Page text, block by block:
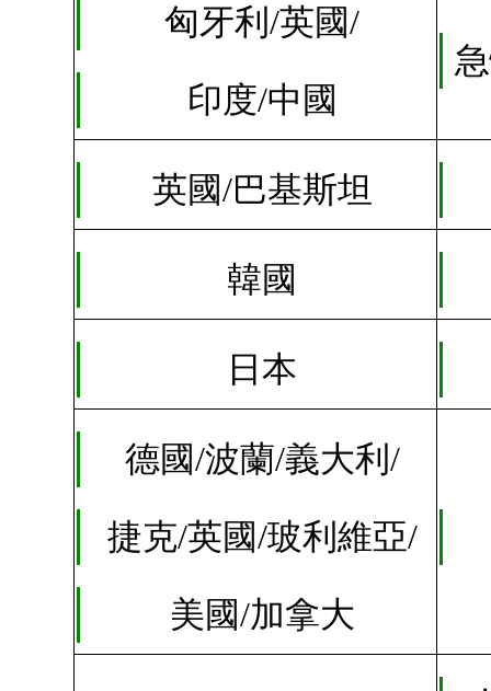
匈牙利/英國/
印度/中國
英國/巴基斯坦
韓國
日本
德國/波蘭/義大利/
捷克/英國/玻利維亞/
美國/加拿大